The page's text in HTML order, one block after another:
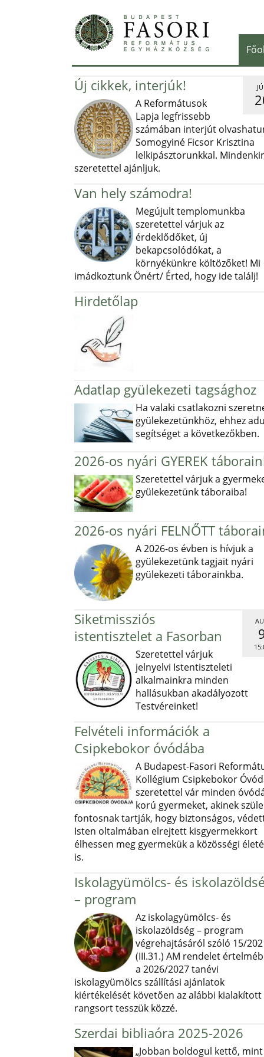
Új cikkek, interjúk!
A Reformátusok
Lapja legfrissebb
számában interjút
Somogyiné Ficsor Krisztina
lelkipásztorunkkal.
szeretettel ajánljuk.
Van hely számodra!
Megújult templomunkba
szeretettel várjuk az
érdeklődőket, új
bekapcsolódókat, a
környékünkre költözőket! Mi
imádkoztunk Önért/ Érted, hogy ide találj!
Hirdetőlap
Adatlap gyülekezeti tagsághoz
Ha valaki csatlakozni
gyülekezetünkhöz, ehhez
segítséget a következőkben.
2026-os nyári GYEREK
Szeretettel várjuk a
gyülekezetünk táboraiba!
2026-os nyári FELNŐTT
A 2026-os évben is hívjuk a
gyülekezetünk tagjait nyári
gyülekezeti táborainkba.
Siketmissziós
istentisztelet a Fasorban
Szeretettel várjuk
jelnyelvi Istentiszteleti
alkalmainkra minden
hallásukban akadályozott
Testvéreinket!
Felvételi információk a
Csipkebokor óvódába
A Budapest-Fasori
Kollégium Csipkebokor
szeretettel vár minden
korú gyermeket, akinek
fontosnak tartják, hogy biztonságos,
Isten oltalmában elrejtett kisgyermekkort
élhessen meg gyermekük a közösségi
is.
Iskolagyümölcs- és
– program
Az iskolagyümölcs- és
iskolazöldség – program
végrehajtásáról szóló 15/
(III.31.) AM rendelet
a 2026/2027 tanévi
iskolagyümölcs szállítási ajánlatok
kiértékelését követően az alábbi kialakított
rangsort tesszük közzé.
Szerdai bibliaóra 2025-2026
„Jobban boldogul kettő, mint